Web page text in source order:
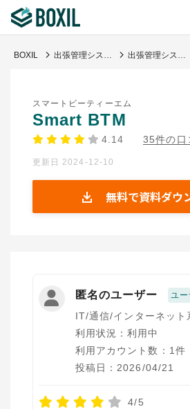
診断から探す(β版)
BOXILの使い方ガイド
BOXIL 出張管理システムおすすめ比較！経費削減・ガバナンス強化・危機管理を実現するツール 出張管理システム(BTM)
スマートビーティーエム
Smart BTM
4.14 35件の口
更新日 2024-12-10
無料で資料ダウ
匿名のユーザー ユー
IT/通信/インターネット
利用状況：利用中
利用アカウント数：1件
投稿日：2026/04/21
4/5